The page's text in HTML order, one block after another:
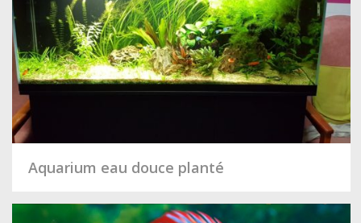
Aquarium eau douce planté